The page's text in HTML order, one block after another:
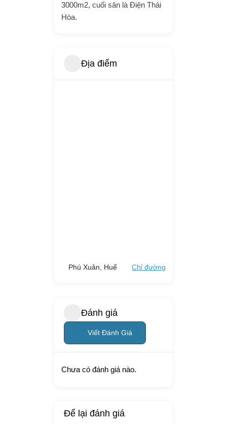
3000m2, cuối sân là Điện Thái
Hòa.
Địa điểm
Phú Xuân, Huế Chỉ đường
Đánh giá
Viết Đánh Giá
Chưa có đánh giá nào.
Để lại đánh giá